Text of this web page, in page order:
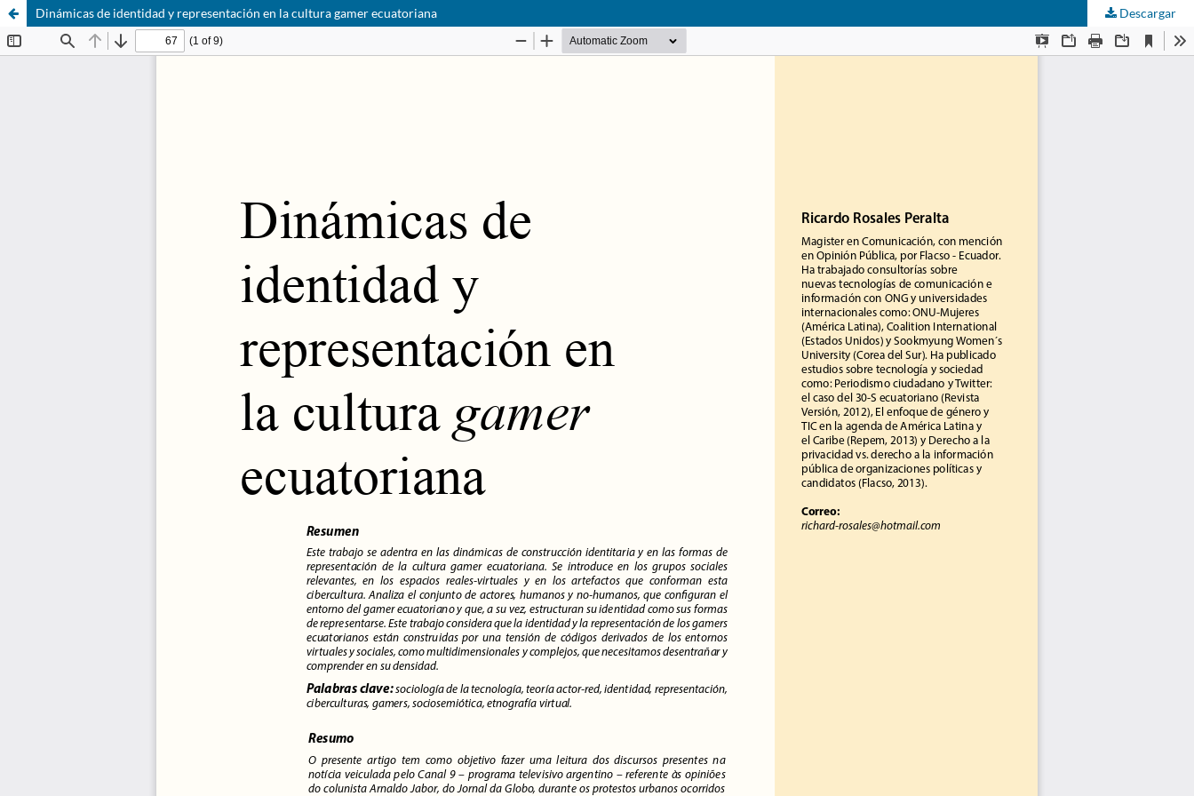
Dinámicas de identidad y representación en la cultura gamer ecuatoriana Descargar